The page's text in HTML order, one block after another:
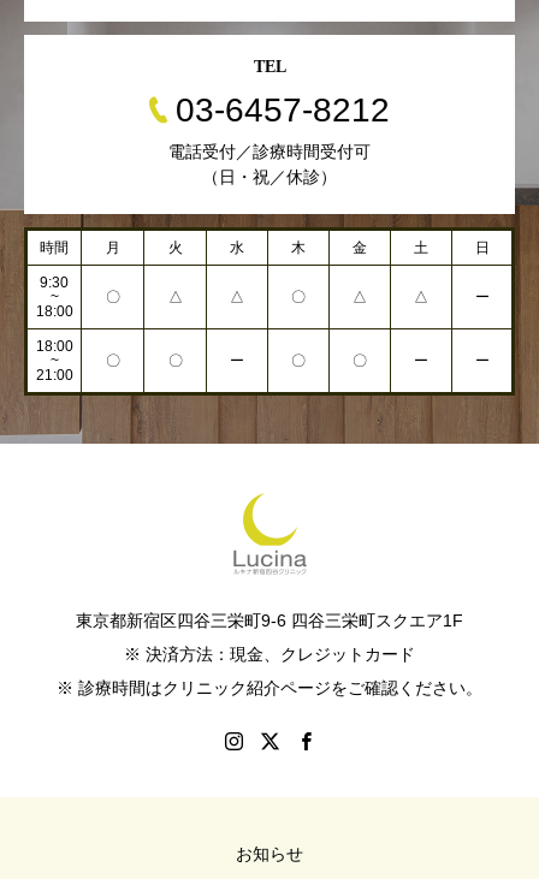
TEL
03-6457-8212
電話受付／診療時間受付可
（日・祝／休診）
時間 月 火 水 木 金 土 日
9:30
~
18:00
〇 △ △ 〇 △ △ ー
18:00
~
21:00
〇 〇 ー 〇 〇 ー ー
東京都新宿区四谷三栄町9-6 四谷三栄町スクエア1F
※ 決済方法：現金、クレジットカード
※ 診療時間はクリニック紹介ページをご確認ください。
お知らせ